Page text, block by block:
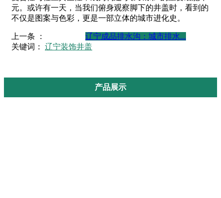
元。或许有一天，当我们俯身观察脚下的井盖时，看到的
不仅是图案与色彩，更是一部立体的城市进化史。
上一条 ：
辽宁成品排水沟：城市排水...
关键词： 辽宁装饰井盖
产品展示